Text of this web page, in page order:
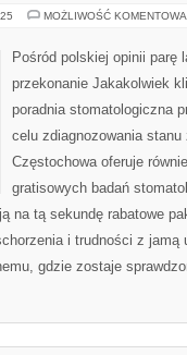
MOŻLIWOŚĆ
Pośród polskiej opinii parę
przekonanie Jakakolwiek
poradnia stomatologiczna
celu zdiagnozowania
Częstochowa oferuje
gratisowych badań
na tą sekundę rabatowe
i trudności z
gdzie zostaje